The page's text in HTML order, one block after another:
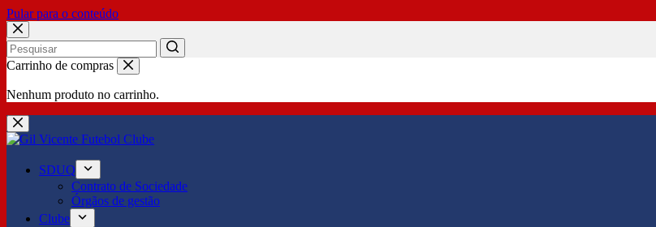
Pular para o conteúdo
No
Carrinho de compras
Nenhum produto no carrinho.
SDUQ
Contrato de Sociedade
Órgãos de gestão
Clube